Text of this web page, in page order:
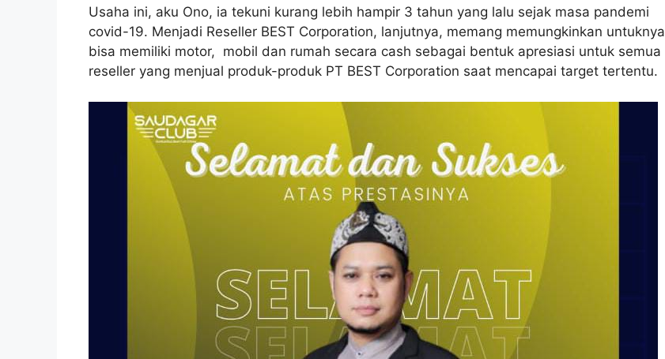
Usaha ini, aku Ono, ia tekuni kurang lebih hampir 3 tahun yang lalu sejak masa pandemi
covid-19. Menjadi Reseller BEST Corporation, lanjutnya, memang memungkinkan untuknya
bisa memiliki motor, mobil dan rumah secara cash sebagai bentuk apresiasi untuk semua
reseller yang menjual produk-produk PT BEST Corporation saat mencapai target tertentu.